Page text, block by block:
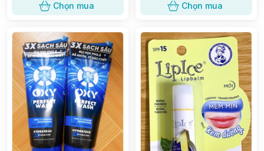
Chọn mua Chọn mua